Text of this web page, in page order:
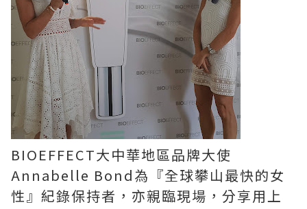
BIOEFFECT大中華地區品牌大使
Annabelle Bond為『全球攀山最快的女
性』紀錄保持者，亦親臨現場，分享用上